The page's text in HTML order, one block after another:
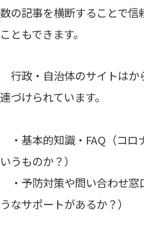
数の記事を横断することで信
こともできます。
行政・自治体のサイトはか
連づけられています。
・基本的知識・FAQ（コ
いうものか？）
・予防対策や問い合わせ
うなサポートがあるか？）